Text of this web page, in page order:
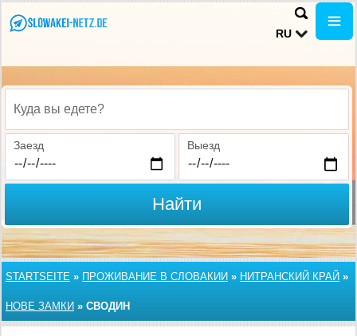
RU
Куда вы едете?
Заезд Выезд
Найти
STARTSEITE » ПРОЖИВАНИЕ В СЛОВАКИИ » НИТРАНСКИЙ КРАЙ »
НОВЕ ЗАМКИ » СВОДИН